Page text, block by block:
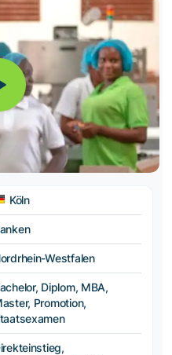
Köln
Westfalen
Diplom, MBA,
Promotion,